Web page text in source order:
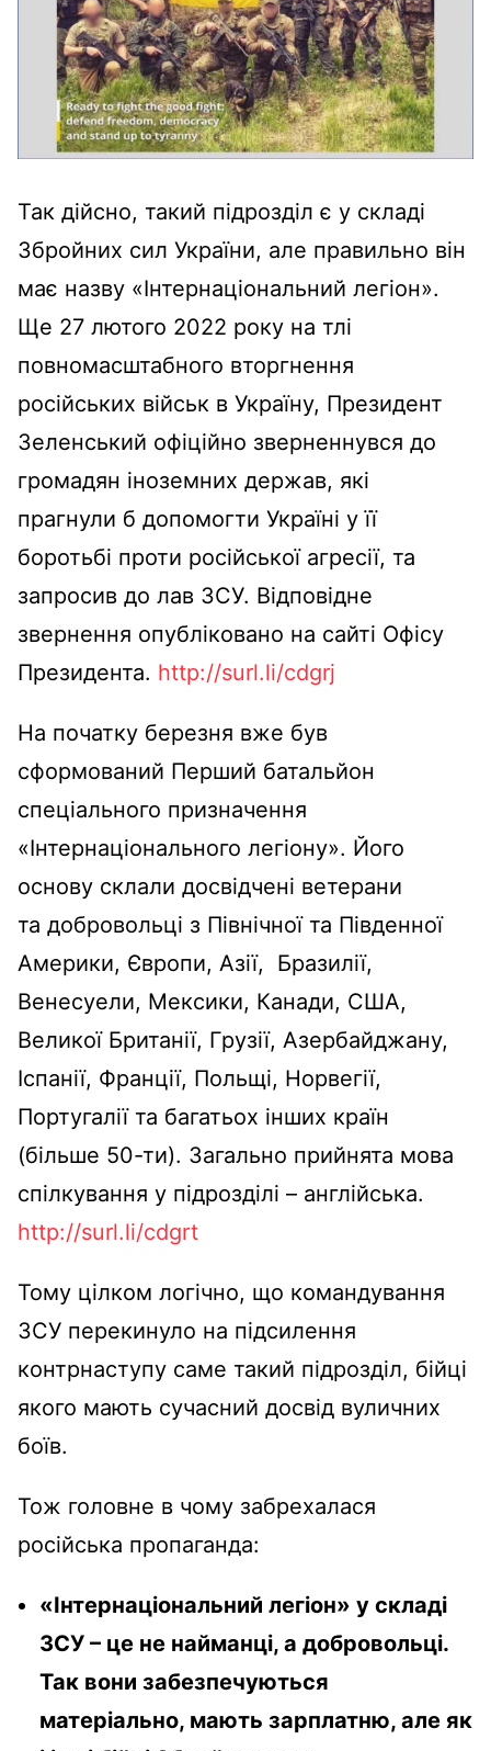
Так дійсно, такий підрозділ є у складі
Збройних сил України, але правильно він
має назву «Інтернаціональний легіон».
Ще 27 лютого 2022 року на тлі
повномасштабного вторгнення
російських військ в Україну, Президент
Зеленський офіційно зверненнувся до
громадян іноземних держав, які
прагнули б допомогти Україні у її
боротьбі проти російської агресії, та
запросив до лав ЗСУ. Відповідне
звернення опубліковано на сайті Офісу
Президента. http://surl.li/cdgrj
На початку березня вже був
сформований Перший батальйон
спеціального призначення
«Інтернаціонального легіону». Його
основу склали досвідчені ветерани
та добровольці з Північної та Південної
Америки, Європи, Азії, Бразилії,
Венесуели, Мексики, Канади, США,
Великої Британії, Грузії, Азербайджану,
Іспанії, Франції, Польщі, Норвегії,
Португалії та багатьох інших країн
(більше 50-ти). Загально прийнята мова
спілкування у підрозділі – англійська.
http://surl.li/cdgrt
Тому цілком логічно, що командування
ЗСУ перекинуло на підсилення
контрнаступу саме такий підрозділ, бійці
якого мають сучасний досвід вуличних
боїв.
Тож головне в чому забрехалася
російська пропаганда:
«Інтернаціональний легіон» у складі
ЗСУ – це не найманці, а добровольці.
Так вони забезпечуються
матеріально, мають зарплатню, але як